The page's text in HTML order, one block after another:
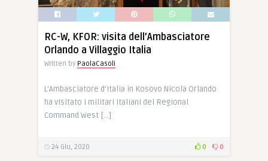
RC-W, KFOR: visita dell’Ambasciatore
Orlando a Villaggio Italia
Written by PaolaCasoli
L’Ambasciatore d’Italia in Kosovo Nicola Orlando
ha visitato i militari italiani del Regional
Command West […]
24 Giu, 2020 0 0